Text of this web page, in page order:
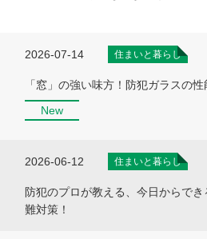
2026-07-14 住まいと暮らし
「窓」の強い味方！防犯ガラスの
New
2026-06-12 住まいと暮らし
防犯のプロが教える、今日からで
難対策！